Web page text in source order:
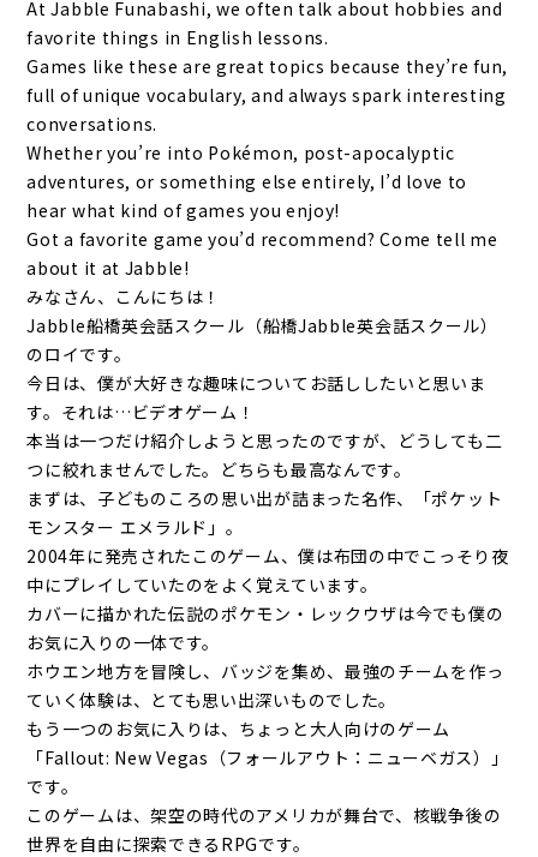
At Jabble Funabashi, we often talk about hobbies and
favorite things in English lessons.
Games like these are great topics because they’re fun,
full of unique vocabulary, and always spark interesting
conversations.
Whether you’re into Pokémon, post-apocalyptic
adventures, or something else entirely, I’d love to
hear what kind of games you enjoy!
Got a favorite game you’d recommend? Come tell me
about it at Jabble!
みなさん、こんにちは！
Jabble船橋英会話スクール（船橋Jabble英会話スクール）
のロイです。
今日は、僕が大好きな趣味についてお話ししたいと思いま
す。それは…ビデオゲーム！
本当は一つだけ紹介しようと思ったのですが、どうしても二
つに絞れませんでした。どちらも最高なんです。
まずは、子どものころの思い出が詰まった名作、「ポケット
モンスター エメラルド」。
2004年に発売されたこのゲーム、僕は布団の中でこっそり夜
中にプレイしていたのをよく覚えています。
カバーに描かれた伝説のポケモン・レックウザは今でも僕の
お気に入りの一体です。
ホウエン地方を冒険し、バッジを集め、最強のチームを作っ
ていく体験は、とても思い出深いものでした。
もう一つのお気に入りは、ちょっと大人向けのゲーム
「Fallout: New Vegas（フォールアウト：ニューベガス）」
です。
このゲームは、架空の時代のアメリカが舞台で、核戦争後の
世界を自由に探索できるRPGです。